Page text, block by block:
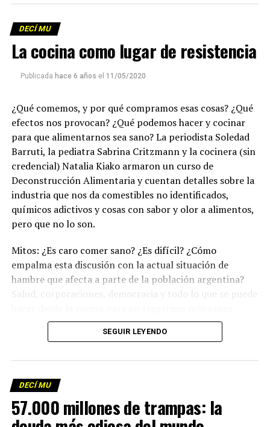
Descargar el programa
La reproducción de este programa es libre. Sólo tenés
que mandar un mail a
emitir todos los programas de Decí MU
DECÍ MU
La cocina como lugar de resistencia
Publicada hace 6 años el 11/05/2020
¿Qué comemos, y por qué compramos esas cosas? ¿Qué
efectos nos provocan? ¿Qué podemos hacer y cocinar
para que alimentarnos sea sano? La periodista Soledad
Barruti, la pediatra Sabrina Critzmann y la cocinera (sin
credencial) Natalia Kiako armaron un curso de
Deconstrucción Alimentaria y cuentan detalles sobre la
industria que nos da comestibles no identificados,
químicos adictivos y cosas con sabor y olor a alimentos,
pero que no lo son.
Mitos: ¿Es caro comer sano? ¿Es difícil? ¿Cómo
empalma esta discusión con la actual situación de
hambre que afecta a parte de la población argentina?
Salud, corporaciones, democracia y todo lo que se puede
(Escuchá el programa completo).
Foto: Martina Perosa
Descargar el programa
La reproducción de este programa es libre. Sólo tenés
SEGUIR LEYENDO
DECÍ MU
57.000 millones de trampas: la